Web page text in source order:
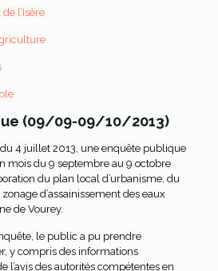
l’Isère
(09/09-09/10/2013)
4 juillet 2013, une enquête publique
mois du 9 septembre au 9 octobre
du plan local d’urbanisme, du
d’assainissement des eaux
de Vourey.
le public a pu prendre
y compris des informations
l’avis des autorités compétentes en